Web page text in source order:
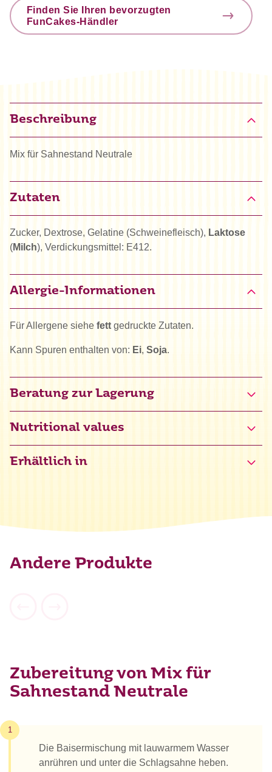
Finden Sie Ihren bevorzugten
FunCakes-Händler
Beschreibung
Mix für Sahnestand Neutrale
Zutaten
Zucker, Dextrose, Gelatine (Schweinefleisch), Laktose
(Milch), Verdickungsmittel: E412.
Allergie-Informationen
Für Allergene siehe fett gedruckte Zutaten.
Kann Spuren enthalten von: Ei, Soja.
Beratung zur Lagerung
Nutritional values
Kohlenhydrate
Eiweiß
Erhältlich in
Andere Produkte
Zubereitung von Mix für
Sahnestand Neutrale
1
Die Baisermischung mit lauwarmem Wasser
anrühren und unter die Schlagsahne heben.